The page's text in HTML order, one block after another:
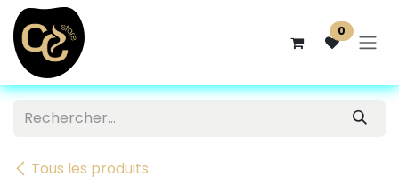
Se rendre au contenu
0
Tous les produits